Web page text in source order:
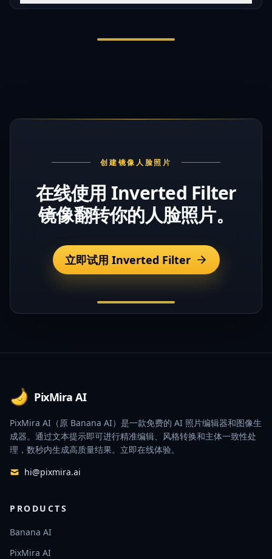
创建镜像人脸照片
在线使用 Inverted Filter
镜像翻转你的人脸照片。
立即试用 Inverted Filter
PixMira AI
PixMira AI（原 Banana AI）是一款免费的 AI 照片编辑器和图像生
成器。通过文本提示即可进行精准编辑、风格转换和主体一致性处
理，数秒内生成高质量结果。立即在线体验。
hi@pixmira.ai
PRODUCTS
Banana AI
PixMira AI